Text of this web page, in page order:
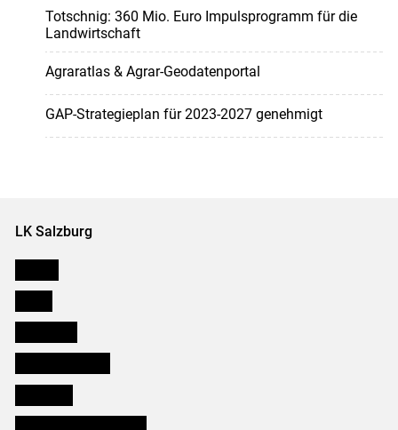
Totschnig: 360 Mio. Euro Impulsprogramm für die
Landwirtschaft
Agraratlas & Agrar-Geodatenportal
GAP-Strategieplan für 2023-2027 genehmigt
LK Salzburg